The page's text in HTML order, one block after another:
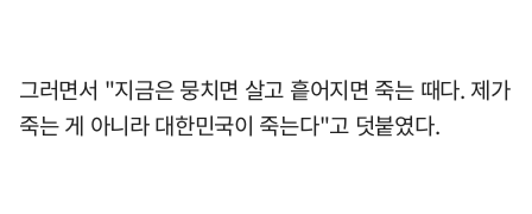
그러면서 "지금은 뭉치면 살고 흩어지면 죽는 때다. 제가
죽는 게 아니라 대한민국이 죽는다"고 덧붙였다.